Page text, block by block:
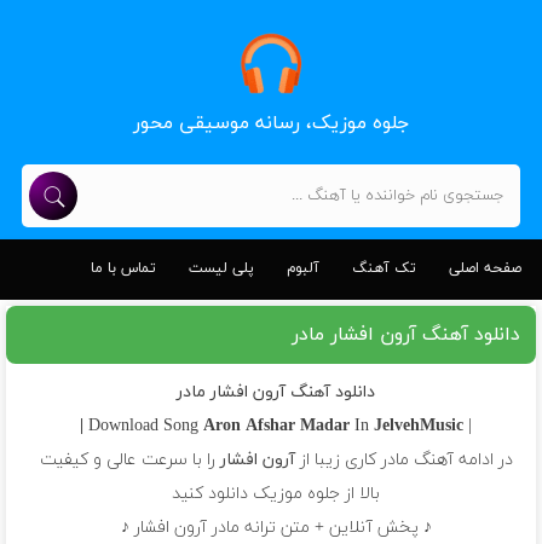
جلوه موزیک، رسانه موسیقی محور
صفحه اصلی تک آهنگ آلبوم پلی لیست تماس با ما
دانلود آهنگ آرون افشار مادر
دانلود آهنگ آرون افشار مادر
| Download Song
Aron Afshar Madar InJelvehMusic |
در ادامه آهنگ مادر کاری زیبا ازآرون افشار را با سرعت عالی و کیفیت
بالا از جلوه موزیک دانلود کنید
♪ پخش آنلاین + متن ترانه مادر آرون افشار ♪